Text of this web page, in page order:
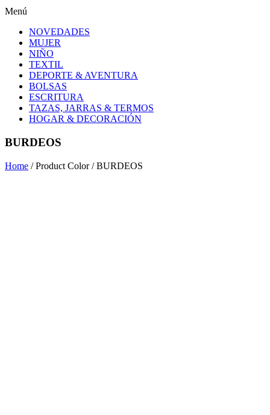
Menú
NOVEDADES
MUJER
NIÑO
TEXTIL
DEPORTE & AVENTURA
BOLSAS
ESCRITURA
TAZAS, JARRAS & TERMOS
HOGAR & DECORACIÓN
BURDEOS
Home / Product Color / BURDEOS